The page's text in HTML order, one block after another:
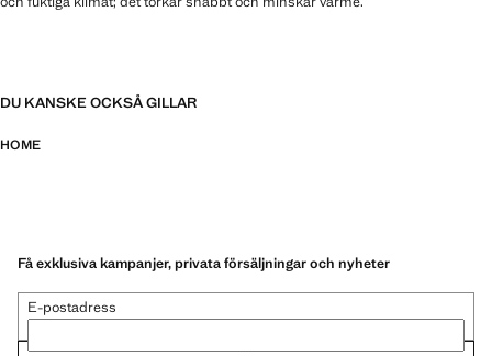
DU KANSKE OCKSÅ GILLAR
HOME
Få exklusiva kampanjer, privata försäljningar och nyheter
E-postadress